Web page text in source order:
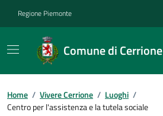
Regione Piemonte
Comune di Cerrione
Home / Vivere Cerrione / Luoghi /
Centro per l'assistenza e la tutela sociale